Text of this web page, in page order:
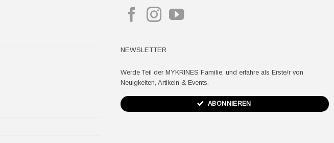
NEWSLETTER
Werde Teil der MYKRINES Familie, und erfahre als Erste/r von
Neuigkeiten, Artikeln & Events.
ABONNIEREN